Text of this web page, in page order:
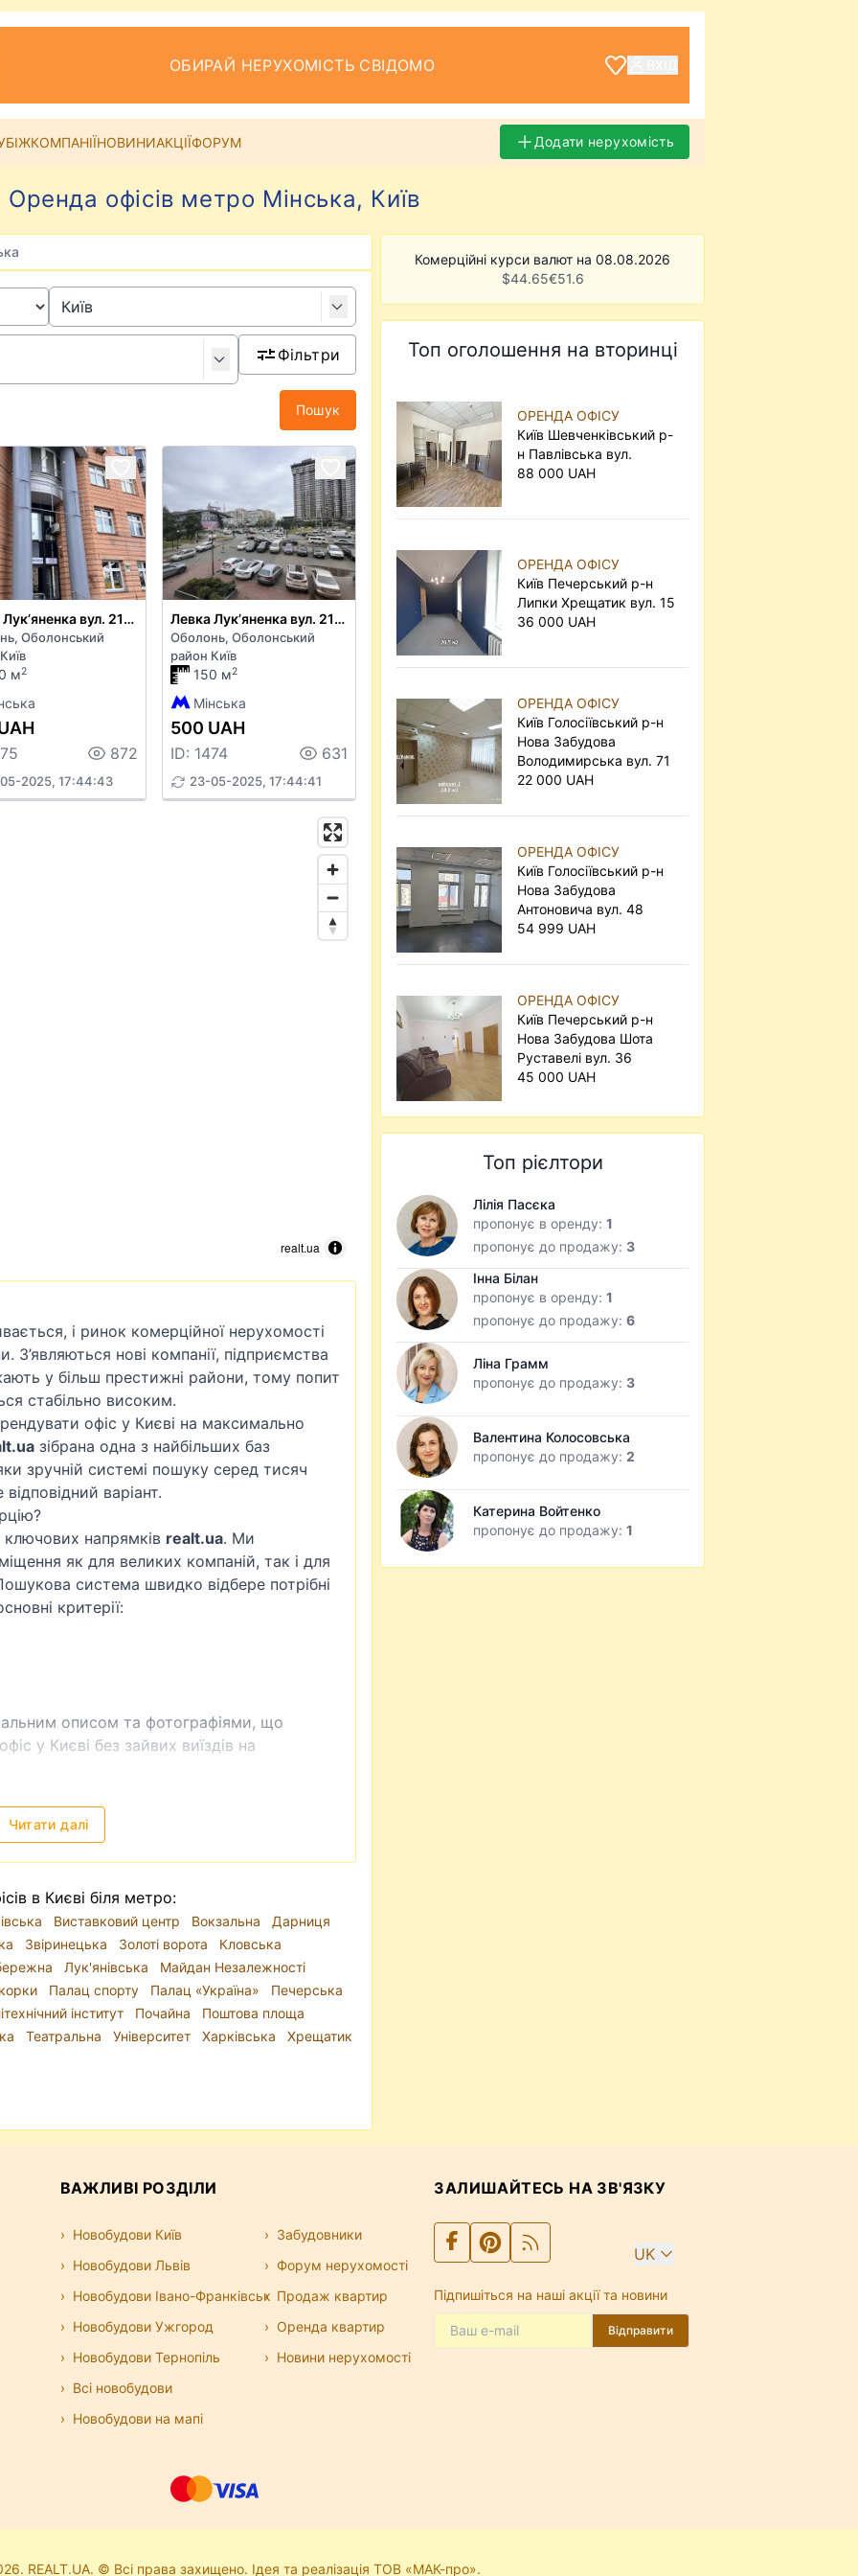
ОБИРАЙ НЕРУХОМІСТЬ СВІДОМО
КОМПАНІЇНОВИНИАКЦІЇФОРУМ Додати нерухомість
Оренда офісів метро Мінська, Київ
Фільтри
Пошук
Левка Лукʼяненка вул. 21к2
Оболонський
м2
872
2025, 17:44:43
Левка Лукʼяненка вул. 21к2
Оболонь, Оболонський
район Київ
150 м2
Мінська
500 UAH
ID: 1474 631
23-05-2025, 17:44:41
realt.ua
і ринок комерційної нерухомості
З’являються нові компанії, підприємства
у більш престижні райони, тому попит
стабільно високим.
офіс у Києві на максимально
зібрана одна з найбільших баз
зручній системі пошуку серед тисяч
варіант.
ключових напрямків realt.ua. Ми
як для великих компаній, так і для
система швидко відбере потрібні
критерії:
описом та фотографіями, що
у Києві без зайвих виїздів на
тому й нежитловий фонд
бізнесу ви можете орендувати офіс у
районі. Найбільш затребувані
метро Академмістечко, Почайна,
транспортною доступністю;
бізнесу.
офісів у бізнес-центрах Києва— з
та інтернетом. Багато
паркінг, прибирання та технічне
з окремим входом, підійдуть
оренда квартири під офіс — це
так і на комунальних витратах.
оголошення, база регулярно
швидко знайти офіс без
Усі об’єкти можна переглянути на карті,
класу бізнес-центру, району, площі та
Найпопулярніший варіант — офіси в
бізнесу завжди можна підібрати
Читати далі
в Києві біля метро:
Виставковий центр Вокзальна
Дарниця
Звіринецька Золоті ворота
Кловська
Лук'янівська
Майдан Незалежності
Палац спорту Палац «Україна»
Печерська
інститут Почайна
Поштова площа
Театральна Університет Харківська
Хрещатик
Комерційні курси валют на 08.08.2026
$44.65€51.6
Топ оголошення на вторинці
ОРЕНДА ОФІСУ
Київ Шевченківський р-
н Павлівська вул.
88 000 UAH
ОРЕНДА ОФІСУ
Київ Печерський р-н
Липки Хрещатик вул. 15
36 000 UAH
ОРЕНДА ОФІСУ
Київ Голосіївський р-н
Нова Забудова
Володимирська вул. 71
22 000 UAH
ОРЕНДА ОФІСУ
Київ Голосіївський р-н
Нова Забудова
Антоновича вул. 48
54 999 UAH
ОРЕНДА ОФІСУ
Київ Печерський р-н
Нова Забудова Шота
Руставелі вул. 36
45 000 UAH
Топ рієлтори
Лілія Пасєка
пропонує в оренду:1
пропонує до продажу: 3
Інна Білан
пропонує в оренду:1
пропонує до продажу:6
Ліна Грамм
пропонує до продажу: 3
Валентина Колосовська
пропонує до продажу:2
Катерина Войтенко
пропонує до продажу:1
ВАЖЛИВІ РОЗДІЛИ
Новобудови Київ
Новобудови Львів
Новобудови Івано-Франківськ
Новобудови Ужгород
Новобудови Тернопіль
Всі новобудови
Новобудови на мапі
Забудовники
Форум нерухомості
Продаж квартир
Оренда квартир
Новини нерухомості
ЗАЛИШАЙТЕСЬ НА ЗВ'ЯЗКУ
UK
Підпишіться на наші акції та новини
Відправити
REALT.UA. © Всі права захищено. Ідея та реалізація ТОВ «МАК-про».